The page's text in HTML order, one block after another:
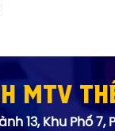
MTV
13, Khu Phố 7,